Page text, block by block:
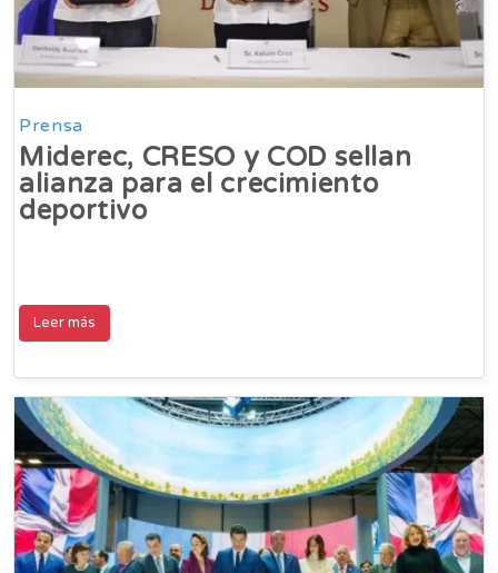
Prensa
Miderec, CRESO y COD sellan
alianza para el crecimiento
deportivo
Leer más